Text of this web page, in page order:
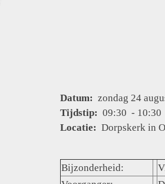
Datum: zondag 24
Tijdstip: 09:30 - 10:30
Locatie: Dorpskerk in
Bijzonderheid: